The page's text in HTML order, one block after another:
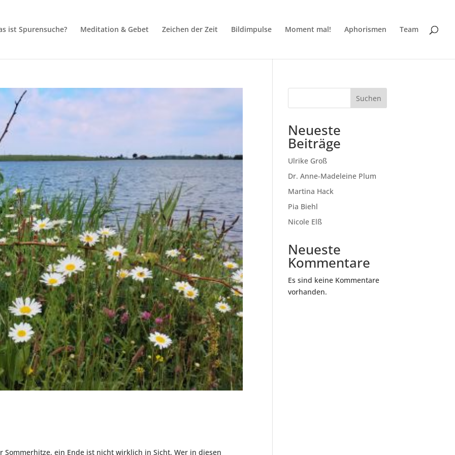
ist Spurensuche? Meditation & Gebet Zeichen der Zeit Bildimpulse Moment mal! Aphorismen Team
ein Ende ist nicht wirklich in Sicht. Wer in diesen
Suchen
Neueste
Beiträge
Ulrike Groß
Dr. Anne-Madeleine Plum
Martina Hack
Pia Biehl
Nicole Elß
Neueste
Kommentare
Es sind keine Kommentare
vorhanden.